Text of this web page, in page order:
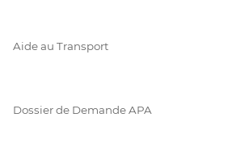
Aide au Transport
Dossier de Demande APA